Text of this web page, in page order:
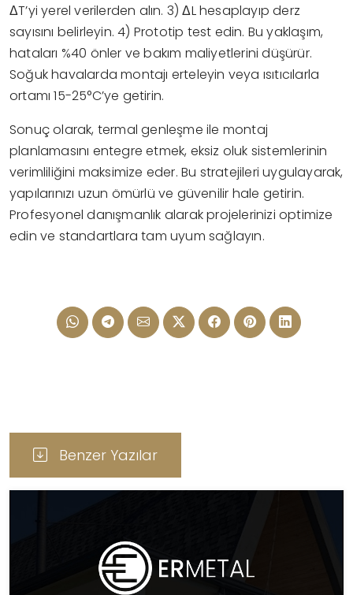
ΔT’yi yerel verilerden alın. 3) ΔL hesaplayıp derz
sayısını belirleyin. 4) Prototip test edin. Bu yaklaşım,
hataları %40 önler ve bakım maliyetlerini düşürür.
Soğuk havalarda montajı erteleyin veya ısıtıcılarla
ortamı 15-25°C’ye getirin.
Sonuç olarak, termal genleşme ile montaj
planlamasını entegre etmek, eksiz oluk sistemlerinin
verimliliğini maksimize eder. Bu stratejileri uygulayarak,
yapılarınızı uzun ömürlü ve güvenilir hale getirin.
Profesyonel danışmanlık alarak projelerinizi optimize
edin ve standartlara tam uyum sağlayın.
Benzer Yazılar